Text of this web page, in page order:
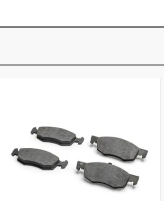
AUTOMATICO
16V DURATEC
DURATEC